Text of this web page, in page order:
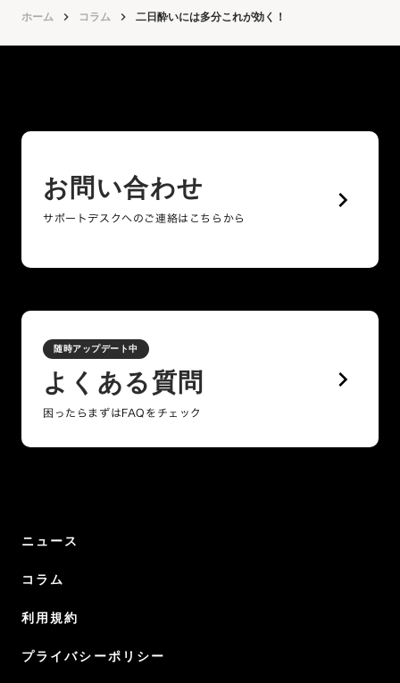
ホーム keyboard_arrow_right コラム keyboard_arrow_right 二日酔いには多分これが効く！
お問い合わせ
サポートデスクへのご連絡はこちらから
keyboard_arrow_right
よくある質問
随時アップデート中
困ったらまずはFAQをチェック
keyboard_arrow_right
ニュース
コラム
利用規約
プライバシーポリシー